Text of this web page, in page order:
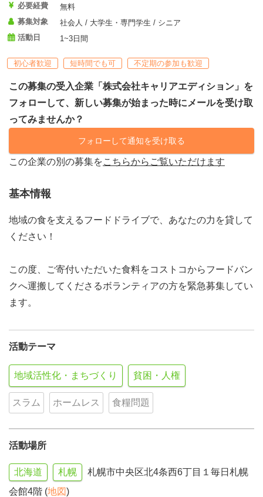
必要経費
無料
募集対象
社会人 / 大学生・専門学生 / シニア
活動日
1~3日間
初心者歓迎 短時間でも可 不定期の参加も歓迎
この募集の受入企業「株式会社キャリアエディション」を
フォローして、新しい募集が始まった時にメールを受け取
ってみませんか？
フォローして通知を受け取る
この企業の別の募集をこちらからご覧いただけます
基本情報
地域の食を支えるフードドライブで、あなたの力を貸して
ください！
この度、ご寄付いただいた食料をコストコからフードバン
クへ運搬してくださるボランティアの方を緊急募集してい
ます。
活動テーマ
地域活性化・まちづくり 貧困・人権
スラム ホームレス 食糧問題
活動場所
北海道 札幌
札幌市中央区北4条西6丁目１毎日札幌
会館4階 (地図)